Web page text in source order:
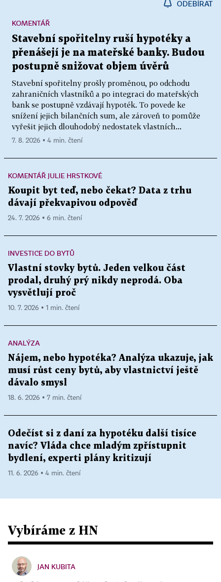
ODEBÍRAT
Stavební spořitelny ruší hypotéky a
přenášejí je na mateřské banky. Budou
postupně snižovat objem úvěrů
Stavební spořitelny prošly proměnou, po odchodu
zahraničních vlastníků a po integraci do mateřských
bank se postupně vzdávají hypoték. To povede ke
snížení jejich bilančních sum, ale zároveň to pomůže
vyřešit jejich dlouhodobý nedostatek vlastních...
KOMENTÁŘ
7. 8. 2026 ▪ 4 min. čtení
KOMENTÁŘ JULIE HRSTKOVÉ
Koupit byt teď, nebo čekat? Data z trhu
dávají překvapivou odpověď
24. 7. 2026 ▪ 6 min. čtení
INVESTICE DO BYTŮ
Vlastní stovky bytů. Jeden velkou část
prodal, druhý prý nikdy neprodá. Oba
vysvětlují proč
10. 7. 2026 ▪ 1 min. čtení
ANALÝZA
Nájem, nebo hypotéka? Analýza ukazuje, jak
musí růst ceny bytů, aby vlastnictví ještě
dávalo smysl
18. 6. 2026 ▪ 7 min. čtení
Odečíst si z daní za hypotéku další tisíce
navíc? Vláda chce mladým zpřístupnit
bydlení, experti plány kritizují
11. 6. 2026 ▪ 4 min. čtení
Vybíráme z HN
JAN KUBITA